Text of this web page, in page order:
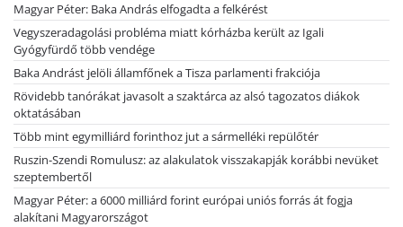
Magyar Péter: Baka András elfogadta a felkérést
Vegyszeradagolási probléma miatt kórházba került az Igali
Gyógyfürdő több vendége
Baka Andrást jelöli államfőnek a Tisza parlamenti frakciója
Rövidebb tanórákat javasolt a szaktárca az alsó tagozatos diákok
oktatásában
Több mint egymilliárd forinthoz jut a sármelléki repülőtér
Ruszin-Szendi Romulusz: az alakulatok visszakapják korábbi nevüket
szeptembertől
Magyar Péter: a 6000 milliárd forint európai uniós forrás át fogja
alakítani Magyarországot